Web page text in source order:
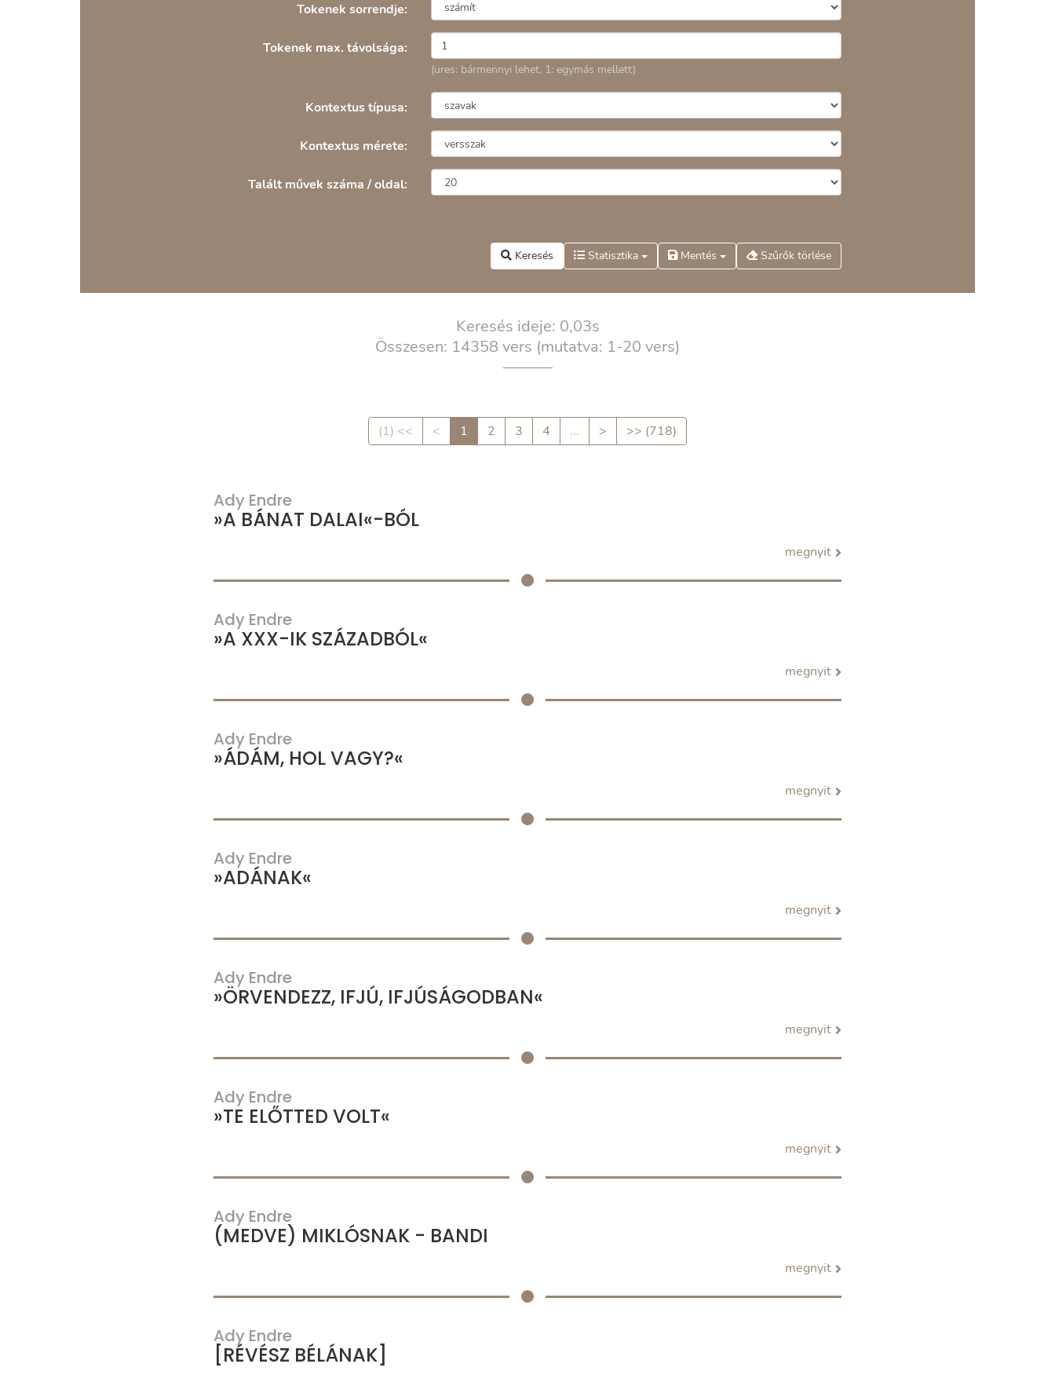
Tokenek sorrendje:
Tokenek max. távolsága:
(üres: bármennyi lehet, 1: egymás mellett)
Kontextus típusa:
Kontextus mérete:
Talált művek száma / oldal:
Keresés Statisztika Mentés Szűrők törlése
Keresés ideje: 0,03s
Összesen: 14358 vers (mutatva: 1-20 vers)
(1) << < 1 2 3 4 ... > >> (718)
Ady Endre
»A BÁNAT DALAI«-BÓL
megnyit
Ady Endre
»A XXX-IK SZÁZADBÓL«
megnyit
Ady Endre
»ÁDÁM, HOL VAGY?«
megnyit
Ady Endre
»ADÁNAK«
megnyit
Ady Endre
»ÖRVENDEZZ, IFJÚ, IFJÚSÁGODBAN«
megnyit
Ady Endre
»TE ELŐTTED VOLT«
megnyit
Ady Endre
(MEDVE) MIKLÓSNAK - BANDI
megnyit
Ady Endre
[RÉVÉSZ BÉLÁNAK]